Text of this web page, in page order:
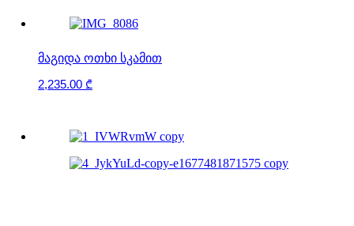
ᲛᲐᲒᲘᲓᲐ ᲝᲗᲮᲘ ᲡᲙᲐᲛᲘᲗ
2,235.00 ₾